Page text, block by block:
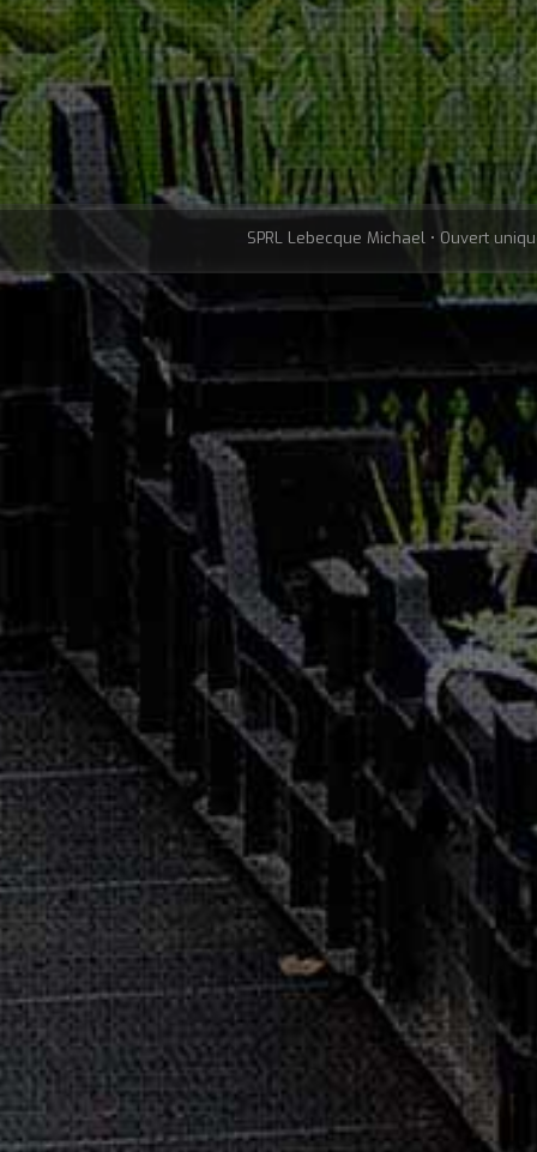
SPRL Lebecque Michael • Ouvert